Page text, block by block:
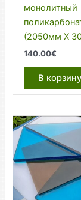
монолитный
(2050мм Х
140.00€
В корзину